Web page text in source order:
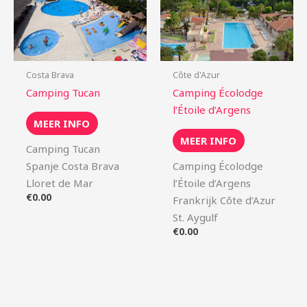
Costa Brava
Camping Tucan
MEER INFO
Camping Tucan
Spanje Costa Brava
Lloret de Mar
€0.00
Côte d'Azur
Camping Écolodge
l’Étoile d’Argens
MEER INFO
Camping Écolodge
l’Étoile d’Argens
Frankrijk Côte d’Azur
St. Aygulf
€0.00